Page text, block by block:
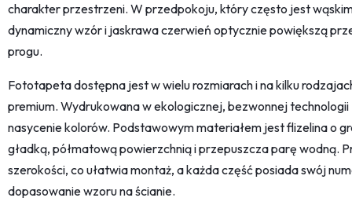
charakter przestrzeni. W przedpokoju, który często jest
dynamiczny wzór i jaskrawa czerwień optycznie powiększą
progu.
Fototapeta dostępna jest w wielu rozmiarach i na kilku
premium. Wydrukowana w ekologicznej, bezwonnej
nasycenie kolorów. Podstawowym materiałem jest flizelina o
gładką, półmatową powierzchnią i przepuszcza parę wodną.
szerokości, co ułatwia montaż, a każda część posiada swój
dopasowanie wzoru na ścianie.